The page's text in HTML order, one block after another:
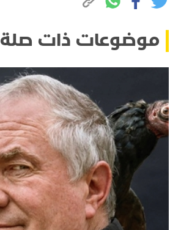
موضوعات ذات صلة